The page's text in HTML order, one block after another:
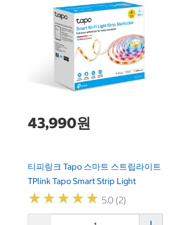
43,990원
티피링크 Tapo 스마트 스트립라이트
TPlink Tapo Smart Strip Light
★★★★★
★★★★★ 5.0 (2)